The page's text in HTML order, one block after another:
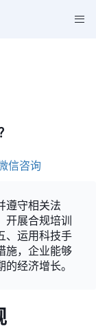
信咨询
遵守相关法
开展合规培训
、运用科技手
施，企业能够
经济增长。